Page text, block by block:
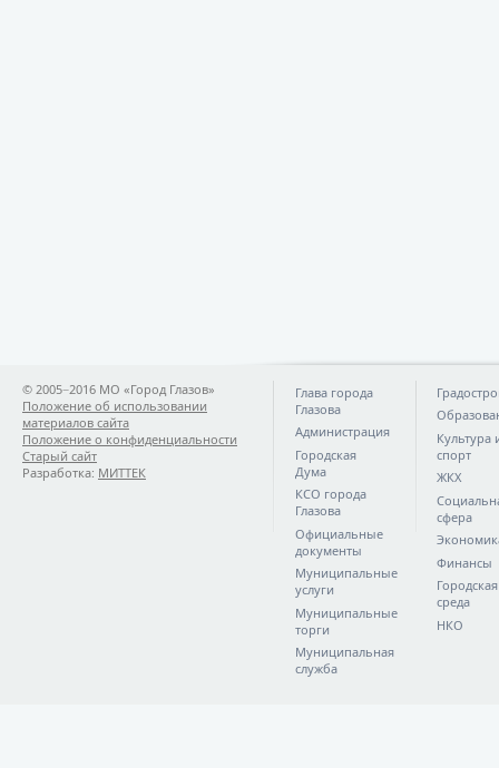
© 2005−2016 МО «Город Глазов»
Положение об использовании
материалов сайта
Положение о конфиденциальности
Старый сайт
Разработка: МИТТЕК
Глава города
Глазова
Администрация
Городская
Дума
КСО города
Глазова
Официальные
документы
Муниципальные
услуги
Муниципальные
торги
Муниципальная
служба
Культура
спорт
ЖКХ
сфера
Финансы
Городская
среда
НКО